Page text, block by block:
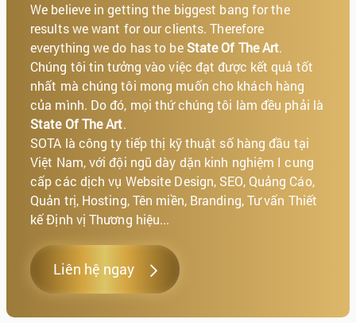
We believe in getting the biggest bang for the
results we want for our clients. Therefore
everything we do has to beState Of The Art.
Chúng tôi tin tưởng vào việc đạt được kết quả tốt
nhất mà chúng tôi mong muốn cho khách hàng
của mình. Do đó, mọi thứ chúng tôi làm đều phải là
State Of The Art.
SOTA là công ty tiếp thị kỹ thuật số hàng đầu tại
Việt Nam, với đội ngũ dày dặn kinh nghiệm I cung
cấp các dịch vụ Website Design, SEO, Quảng Cáo,
Quản trị, Hosting, Tên miền, Branding, Tư vấn Thiết
kế Định vị Thương hiệu...
Liên hệ ngay